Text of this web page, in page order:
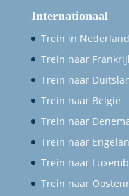
Internationaal
Trein in Nederland
Trein naar
Trein naar
Trein naar België
Trein naar
Trein naar
Trein naar
Trein naar